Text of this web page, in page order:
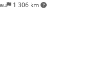
1 306 km